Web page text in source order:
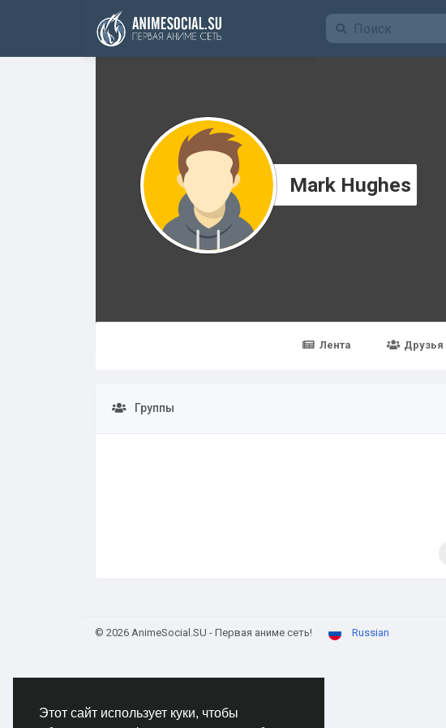
Этот сайт использует куки, чтобы
Funding
Mark Hughes
Лента Друзья
Группы
© 2026 AnimeSocial.SU - Первая аниме сеть! Russian